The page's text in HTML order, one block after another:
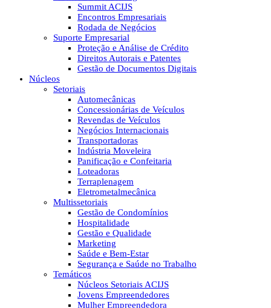
Summit ACIJS
Encontros Empresariais
Rodada de Negócios
Suporte Empresarial
Proteção e Análise de Crédito
Direitos Autorais e Patentes
Gestão de Documentos Digitais
Núcleos
Setoriais
Automecânicas
Concessionárias de Veículos
Revendas de Veículos
Negócios Internacionais
Transportadoras
Indústria Moveleira
Panificação e Confeitaria
Loteadoras
Terraplenagem
Eletrometalmecânica
Multissetoriais
Gestão de Condomínios
Hospitalidade
Gestão e Qualidade
Marketing
Saúde e Bem-Estar
Segurança e Saúde no Trabalho
Temáticos
Núcleos Setoriais ACIJS
Jovens Empreendedores
Mulher Empreendedora